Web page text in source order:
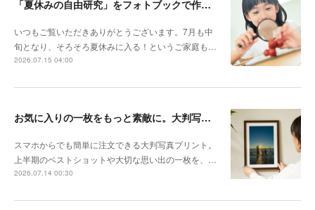
「夏休みの自由研究」をフォトブックで作ろう🔎
いつもご覧いただきありがとうございます。7月も中
旬となり、そろそろ夏休みに入る！というご家庭も…
2026.07.15 04:00
お気に入りの一枚をもっと素敵に。大判写真プリントの飾り方
スマホからでも簡単に注文できる大判写真プリント。
上半期のベストショットや大切な思い出の一枚を、…
2026.07.14 00:30